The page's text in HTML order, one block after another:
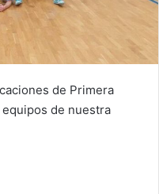
de Primera
de nuestra